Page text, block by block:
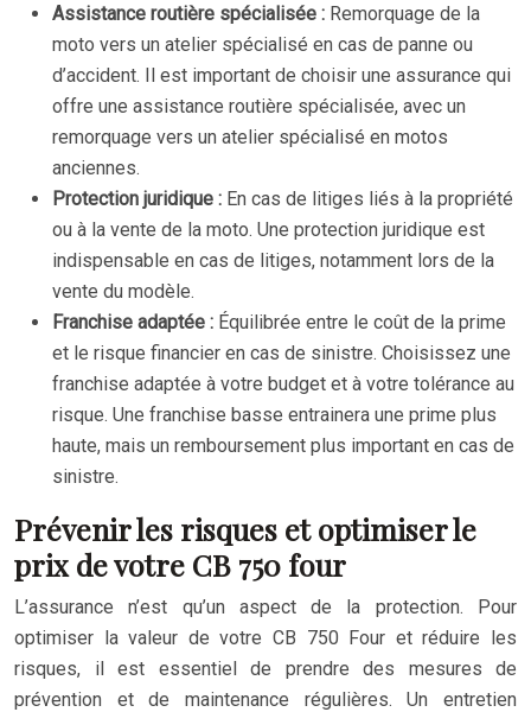
Assistance routière spécialisée : Remorquage de la
moto vers un atelier spécialisé en cas de panne ou
d’accident. Il est important de choisir une assurance qui
offre une assistance routière spécialisée, avec un
remorquage vers un atelier spécialisé en motos
anciennes.
Protection juridique : En cas de litiges liés à la propriété
ou à la vente de la moto. Une protection juridique est
indispensable en cas de litiges, notamment lors de la
vente du modèle.
Franchise adaptée : Équilibrée entre le coût de la prime
et le risque financier en cas de sinistre. Choisissez une
franchise adaptée à votre budget et à votre tolérance au
risque. Une franchise basse entrainera une prime plus
haute, mais un remboursement plus important en cas de
sinistre.
Prévenir les risques et optimiser le
prix de votre CB 750 four
L’assurance n’est qu’un aspect de la protection. Pour
optimiser la valeur de votre CB 750 Four et réduire les
risques, il est essentiel de prendre des mesures de
prévention et de maintenance régulières. Un entretien